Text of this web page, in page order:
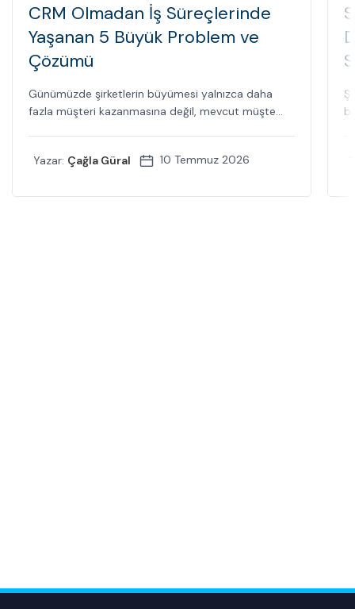
CRM Olmadan İş Süreçlerinde
Yaşanan 5 Büyük Problem ve
Çözümü
Günümüzde şirketlerin büyümesi yalnızca daha
fazla müşteri kazanmasına değil, mevcut müşte...
Yazar: Çağla Güral 10 Temmuz 2026